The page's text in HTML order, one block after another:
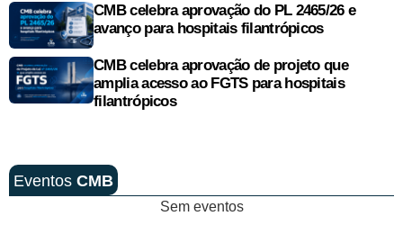
CMB celebra aprovação do PL 2465/26 e
avanço para hospitais filantrópicos
CMB celebra aprovação de projeto que
amplia acesso ao FGTS para hospitais
filantrópicos
Eventos CMB
Sem eventos